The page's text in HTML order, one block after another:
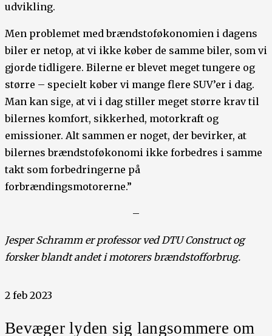
udvikling.
Men problemet med brændstoføkonomien i dagens
biler er netop, at vi ikke køber de samme biler, som vi
gjorde tidligere. Bilerne er blevet meget tungere og
større – specielt køber vi mange flere SUV’er i dag.
Man kan sige, at vi i dag stiller meget større krav til
bilernes komfort, sikkerhed, motorkraft og
emissioner. Alt sammen er noget, der bevirker, at
bilernes brændstoføkonomi ikke forbedres i samme
takt som forbedringerne på
forbrændingsmotorerne.”
–
Jesper Schramm er professor ved DTU Construct og
forsker blandt andet i motorers brændstofforbrug.
2 feb 2023
Bevæger lyden sig langsommere om